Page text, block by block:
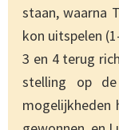
staan, waarna
kon uitspelen
3 en 4 terug
stelling op
mogelijkheden